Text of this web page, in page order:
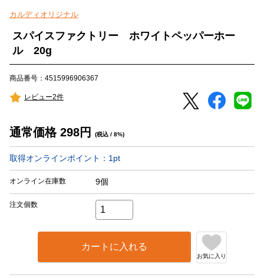
カルディオリジナル
スパイスファクトリー ホワイトペッパーホー
ル 20g
商品番号：4515996906367
レビュー2件
通常価格 298円 (税込 / 8%)
取得オンラインポイント： 1 pt
オンライン在庫数 9個
注文個数
カートに入れる
お気に入り